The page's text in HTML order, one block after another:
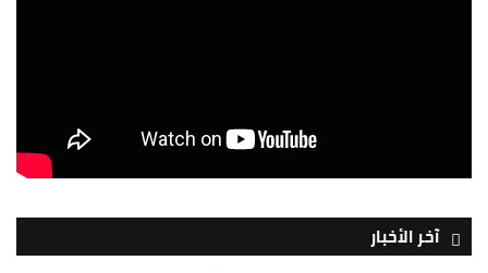
آخر الأخبار